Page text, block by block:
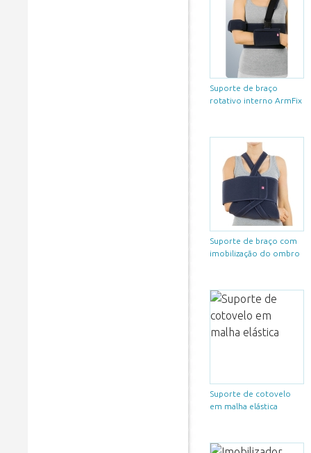
Suporte de braço
rotativo interno ArmFix
Suporte de braço com
imobilização do ombro
Suporte de cotovelo
em malha elástica